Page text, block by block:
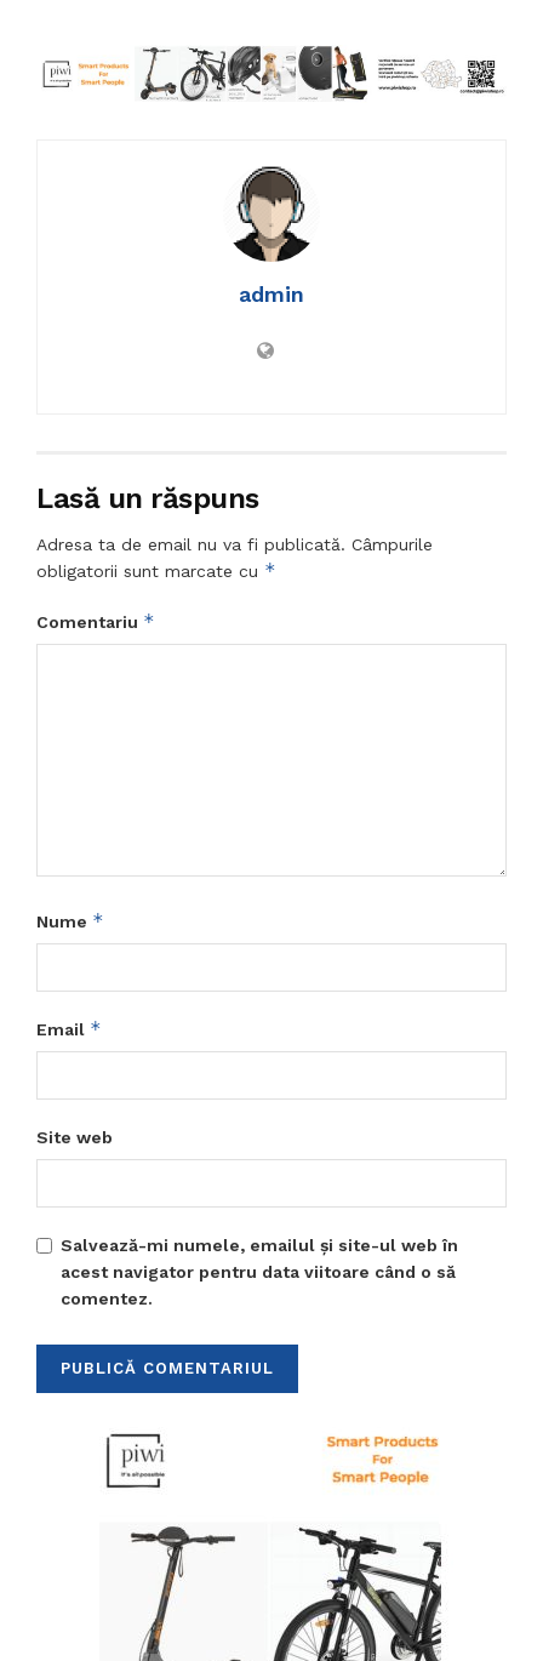
admin
Lasă un răspuns
Adresa ta de email nu va fi publicată. Câmpurile
obligatorii sunt marcate cu *
Comentariu *
Nume *
Email *
Site web
Salvează-mi numele, emailul și site-ul web în
acest navigator pentru data viitoare când o să
comentez.